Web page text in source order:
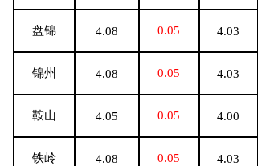
盘锦 4.08 0.05 4.03
锦州 4.08 0.05 4.03
鞍山 4.05 0.05 4.00
铁岭 4.08 0.05 4.03